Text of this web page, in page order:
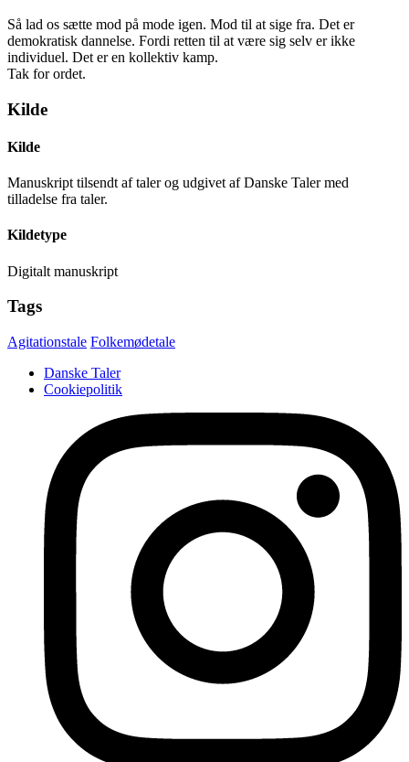
Så lad os sætte mod på mode igen. Mod til at sige fra. Det er
demokratisk dannelse. Fordi retten til at være sig selv er ikke
individuel. Det er en kollektiv kamp.
Tak for ordet.
Kilde
Kilde
Manuskript tilsendt af taler og udgivet af Danske Taler med
tilladelse fra taler.
Kildetype
Digitalt manuskript
Tags
Agitationstale Folkemødetale
Danske Taler
Cookiepolitik